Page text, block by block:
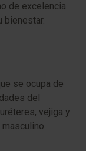
de excelencia
bienestar.
se ocupa de
del
vejiga y